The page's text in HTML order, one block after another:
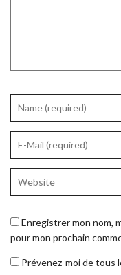
Enregistrer mon nom,
pour mon prochain
Prévenez-moi de tous